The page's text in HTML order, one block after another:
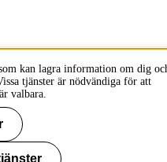
kan lagra information om dig
tjänster är nödvändiga för att
valbara.